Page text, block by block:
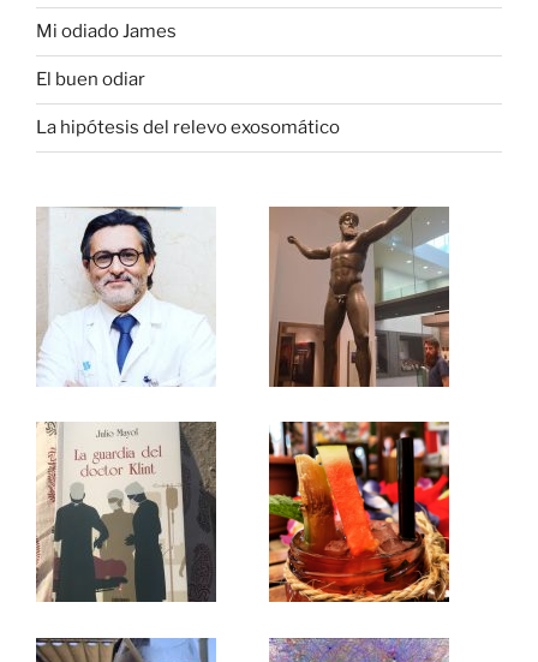
Mi odiado James
El buen odiar
La hipótesis del relevo exosomático